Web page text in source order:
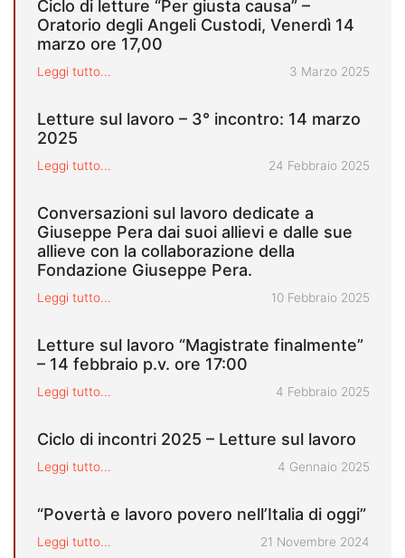
Ciclo di letture “Per giusta causa” –
Oratorio degli Angeli Custodi, Venerdì 14
marzo ore 17,00
Leggi tutto... Pubblicato il
3 Marzo 2025
Letture sul lavoro – 3° incontro: 14 marzo
2025
Leggi tutto... Pubblicato il
24 Febbraio 2025
Conversazioni sul lavoro dedicate a
Giuseppe Pera dai suoi allievi e dalle sue
allieve con la collaborazione della
Fondazione Giuseppe Pera.
Leggi tutto... Pubblicato il
10 Febbraio 2025
Letture sul lavoro “Magistrate finalmente”
– 14 febbraio p.v. ore 17:00
Leggi tutto... Pubblicato il
4 Febbraio 2025
Ciclo di incontri 2025 – Letture sul lavoro
Leggi tutto... Pubblicato il
4 Gennaio 2025
“Povertà e lavoro povero nell’Italia di oggi”
Leggi tutto... Pubblicato il
21 Novembre 2024